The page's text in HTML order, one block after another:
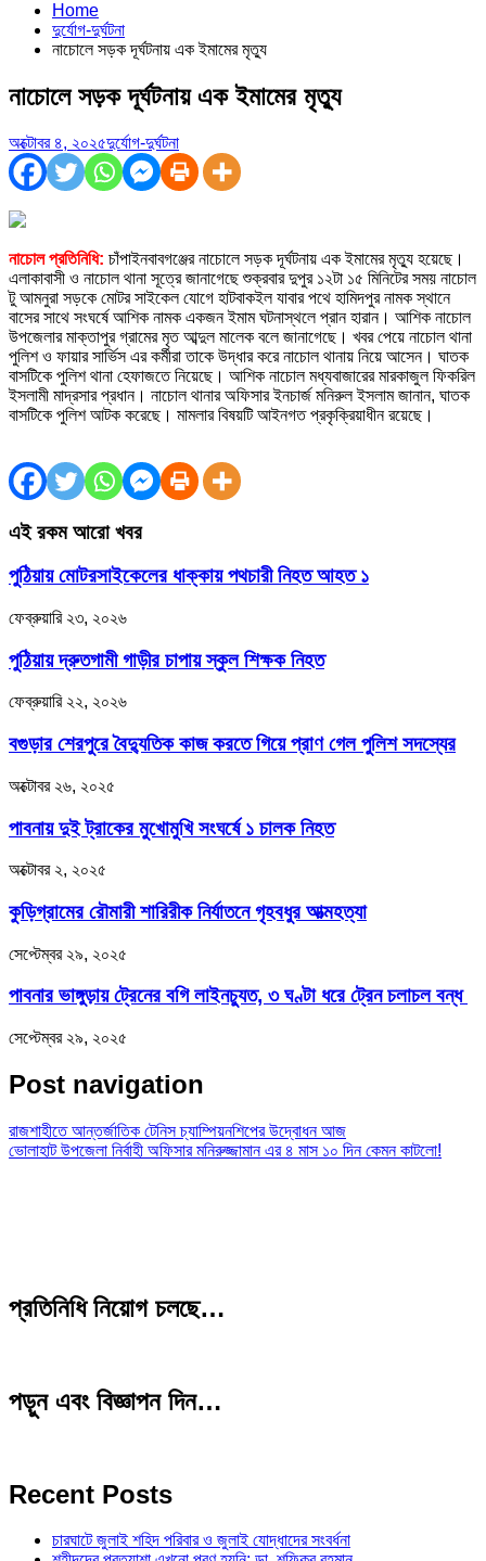
Home
দুর্যোগ-দুর্ঘটনা
নাচোলে সড়ক দূর্ঘটনায় এক ইমামের মৃত্যু
নাচোলে সড়ক দূর্ঘটনায় এক ইমামের মৃত্যু
অক্টোবর ৪, ২০২৫দুর্যোগ-দুর্ঘটনা
নাচোল প্রতিনিধি: চাঁপাইনবাবগঞ্জের নাচোলে সড়ক দূর্ঘটনায় এক ইমামের মৃত্যু হয়েছে।
এলাকাবাসী ও নাচোল থানা সূত্রে জানাগেছে শুক্রবার দুপুর ১২টা ১৫ মিনিটের সময় নাচোল
টু আমনুরা সড়কে মোটর সাইকেল যোগে হাটবাকইল যাবার পথে হামিদপুর নামক স্থানে
বাসের সাথে সংঘর্ষে আশিক নামক একজন ইমাম ঘটনাস্থলে প্রান হারান। আশিক নাচোল
উপজেলার মাক্তাপুর গ্রামের মৃত আব্দুল মালেক বলে জানাগেছে। খবর পেয়ে নাচোল থানা
পুলিশ ও ফায়ার সার্ভিস এর কর্মীরা তাকে উদ্ধার করে নাচোল থানায় নিয়ে আসেন। ঘাতক
বাসটিকে পুলিশ থানা হেফাজতে নিয়েছে। আশিক নাচোল মধ্যবাজারের মারকাজুল ফিকরিল
ইসলামী মাদ্রসার প্রধান। নাচোল থানার অফিসার ইনচার্জ মনিরুল ইসলাম জানান, ঘাতক
বাসটিকে পুলিশ আটক করেছে। মামলার বিষয়টি আইনগত প্রকৃক্রিয়াধীন রয়েছে।
এই রকম আরো খবর
পুঠিয়ায় মোটরসাইকেলের ধাক্কায় পথচারী নিহত আহত ১
ফেব্রুয়ারি ২৩, ২০২৬
পুঠিয়ায় দ্রুতগামী গাড়ীর চাপায় স্কুল শিক্ষক নিহত
ফেব্রুয়ারি ২২, ২০২৬
বগুড়ার শেরপুরে বৈদ্যুতিক কাজ করতে গিয়ে প্রাণ গেল পুলিশ সদস্যের
অক্টোবর ২৬, ২০২৫
পাবনায় দুই ট্রাকের মুখোমুখি সংঘর্ষে ১ চালক নিহত
অক্টোবর ২, ২০২৫
কুড়িগ্রামের রৌমারী শারিরীক নির্যাতনে গৃহবধুর আত্মহত্যা
সেপ্টেম্বর ২৯, ২০২৫
পাবনার ভাঙ্গুড়ায় ট্রেনের বগি লাইনচ্যুত, ৩ ঘণ্টা ধরে ট্রেন চলাচল বন্ধ
সেপ্টেম্বর ২৯, ২০২৫
Post navigation
রাজশাহীতে আন্তর্জাতিক টেনিস চ্যাম্পিয়নশিপের উদ্বোধন আজ
ভোলাহাট উপজেলা নির্বাহী অফিসার মনিরুজ্জামান এর ৪ মাস ১০ দিন কেমন কাটলো!
প্রতিনিধি নিয়োগ চলছে…
পড়ুন এবং বিজ্ঞাপন দিন…
Recent Posts
চারঘাটে জুলাই শহিদ পরিবার ও জুলাই যোদ্ধাদের সংবর্ধনা